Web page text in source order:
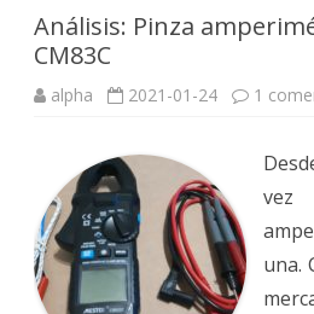
Análisis: Pinza
CM83C
alpha 2021-01-24 1
una.